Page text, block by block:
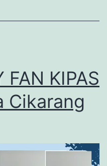
KIPAS
Cikarang